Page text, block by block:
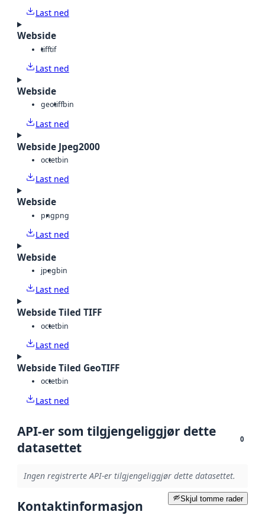
Last ned
Webside
tifftif
Last ned
Webside
geotiffbin
Last ned
Webside Jpeg2000
octetbin
Last ned
Webside
pngpng
Last ned
Webside
jpegbin
Last ned
Webside Tiled TIFF
octetbin
Last ned
Webside Tiled GeoTIFF
octetbin
Last ned
API-er som tilgjengeliggjør dette
datasettet
0
Ingen registrerte API-er tilgjengeliggjør dette datasettet.
Skjul tomme rader
Kontaktinformasjon